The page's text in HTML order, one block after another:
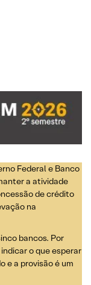
Federal e Banco
a atividade
de crédito
na
bancos. Por
o que esperar
e a provisão é um